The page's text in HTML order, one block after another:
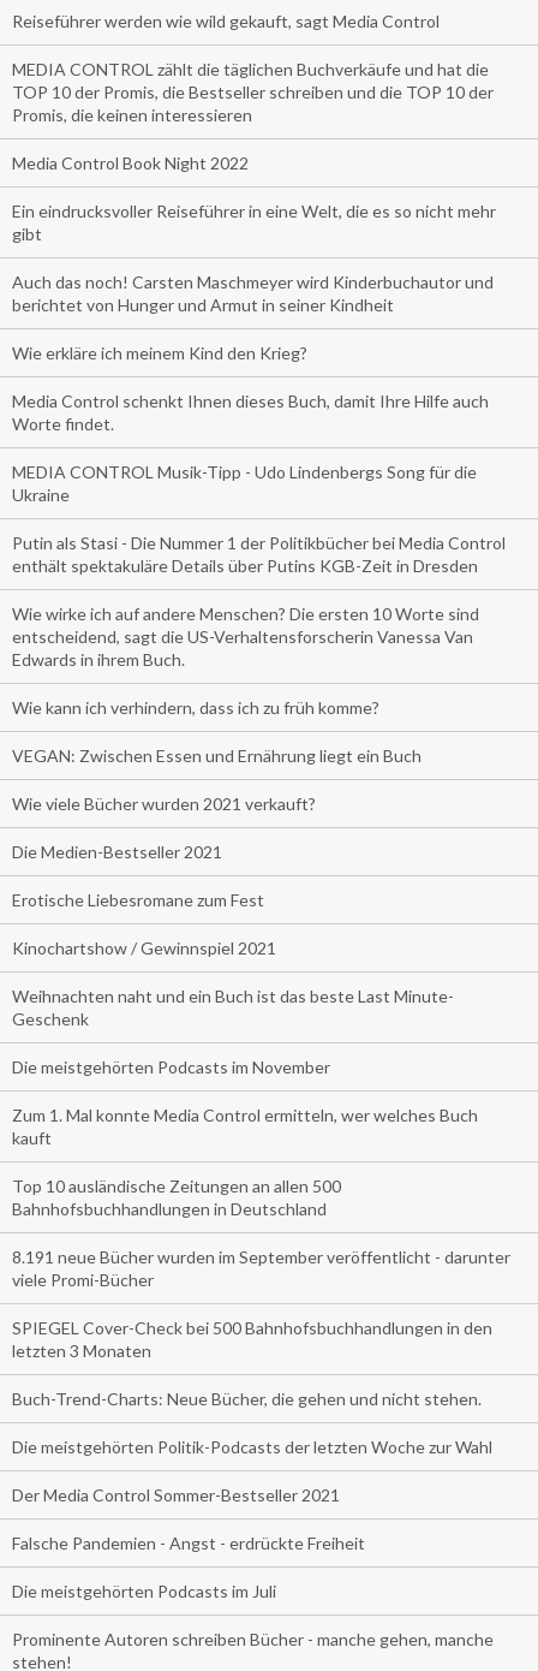
Reiseführer werden wie wild gekauft, sagt Media Control
MEDIA CONTROL zählt die täglichen Buchverkäufe und hat die
TOP 10 der Promis, die Bestseller schreiben und die TOP 10 der
Promis, die keinen interessieren
Media Control Book Night 2022
Ein eindrucksvoller Reiseführer in eine Welt, die es so nicht mehr
gibt
Auch das noch! Carsten Maschmeyer wird Kinderbuchautor und
berichtet von Hunger und Armut in seiner Kindheit
Wie erkläre ich meinem Kind den Krieg?
Media Control schenkt Ihnen dieses Buch, damit Ihre Hilfe auch
Worte findet.
MEDIA CONTROL Musik-Tipp - Udo Lindenbergs Song für die
Ukraine
Putin als Stasi - Die Nummer 1 der Politikbücher bei Media Control
enthält spektakuläre Details über Putins KGB-Zeit in Dresden
Wie wirke ich auf andere Menschen? Die ersten 10 Worte sind
entscheidend, sagt die US-Verhaltensforscherin Vanessa Van
Edwards in ihrem Buch.
Wie kann ich verhindern, dass ich zu früh komme?
VEGAN: Zwischen Essen und Ernährung liegt ein Buch
Wie viele Bücher wurden 2021 verkauft?
Die Medien-Bestseller 2021
Erotische Liebesromane zum Fest
Kinochartshow / Gewinnspiel 2021
Weihnachten naht und ein Buch ist das beste Last Minute-
Geschenk
Die meistgehörten Podcasts im November
Zum 1. Mal konnte Media Control ermitteln, wer welches Buch
kauft
Top 10 ausländische Zeitungen an allen 500
Bahnhofsbuchhandlungen in Deutschland
8.191 neue Bücher wurden im September veröffentlicht - darunter
viele Promi-Bücher
SPIEGEL Cover-Check bei 500 Bahnhofsbuchhandlungen in den
letzten 3 Monaten
Buch-Trend-Charts: Neue Bücher, die gehen und nicht stehen.
Die meistgehörten Politik-Podcasts der letzten Woche zur Wahl
Der Media Control Sommer-Bestseller 2021
Falsche Pandemien - Angst - erdrückte Freiheit
Die meistgehörten Podcasts im Juli
Prominente Autoren schreiben Bücher - manche gehen, manche
stehen!